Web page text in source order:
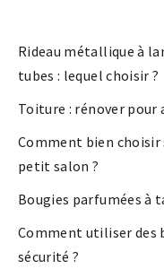
Rideau métallique à
tubes : lequel choisir ?
Toiture : rénover
Comment bien choisir
petit salon ?
Bougies parfumées à
Comment utiliser des
sécurité ?